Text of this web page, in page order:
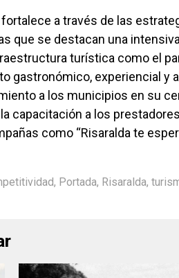
a través de las
que se destacan una
turística como el
gastronómico, experiencial y
a los municipios en su
capacitación a los
como “Risaralda te
, Portada, Risaralda,